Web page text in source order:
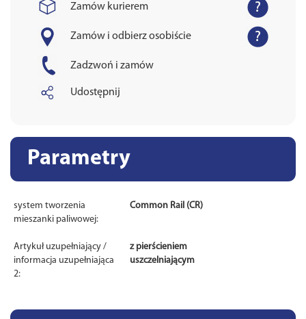
Zamów kurierem
Zamów i odbierz osobiście
Zadzwoń i zamów
Udostępnij
Parametry
system tworzenia
mieszanki paliwowej:
Common Rail (CR)
Artykuł uzupełniający /
informacja uzupełniająca
2:
z pierścieniem
uszczelniającym